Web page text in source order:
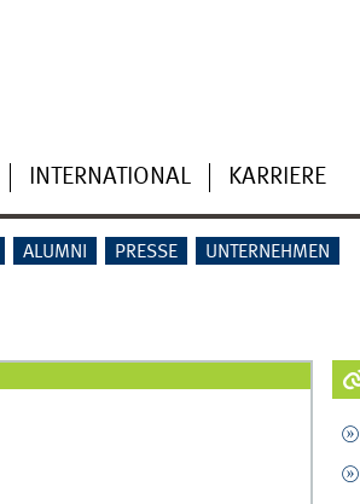
INTERNATIONAL KARRIERE
ALUMNI PRESSE UNTERNEHMEN